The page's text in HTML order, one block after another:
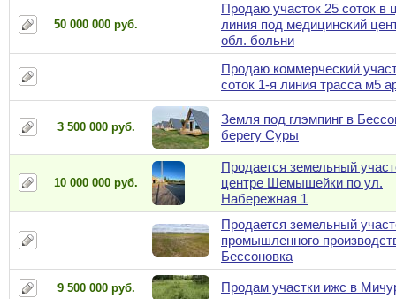
50 000 000 руб.
Продаю участок 25 соток в
линия под медицинский
обл. больни
Продаю коммерческий
соток 1-я линия трасса м5
3 500 000 руб.
Земля под глэмпинг в
берегу Суры
10 000 000 руб.
Продается земельный
центре Шемышейки по ул.
Набережная 1
Продается земельный
промышленного
Бессоновка
9 500 000 руб. Продам участки ижс в